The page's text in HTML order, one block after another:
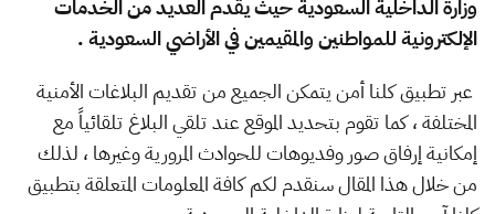
وزارة الداخلية السعودية حيث يقدم العديد من الخدمات
الإلكترونية للمواطنين والمقيمين في الأراضي السعودية .
عبر تطبيق كلنا أمن يتمكن الجميع من تقديم البلاغات الأمنية
المختلفة ، كما تقوم بتحديد الموقع عند تلقي البلاغ تلقائياً مع
إمكانية إرفاق صور وفديوهات للحوادث المرورية وغيرها ، لذلك
من خلال هذا المقال سنقدم لكم كافة المعلومات المتعلقة بتطبيق